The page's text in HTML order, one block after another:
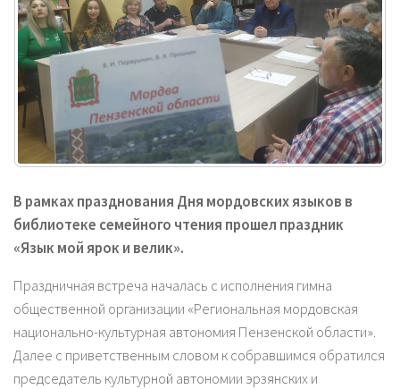
В рамках празднования Дня мордовских языков в
библиотеке семейного чтения прошел праздник
«Язык мой ярок и велик».
Праздничная встреча началась с исполнения гимна
общественной организации «Региональная мордовская
национально-культурная автономия Пензенской области».
Далее с приветственным словом к собравшимся обратился
председатель культурной автономии эрзянских и